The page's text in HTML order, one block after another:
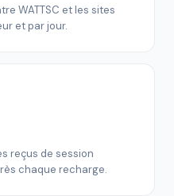
WATTSC et les sites
et par jour.
reçus de session
chaque recharge.